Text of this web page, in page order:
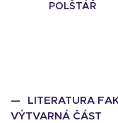
POLŠTÁŘ
LITERATURA
VÝTVARNÁ ČÁST